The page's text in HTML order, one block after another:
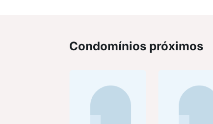
Condomínios próximos